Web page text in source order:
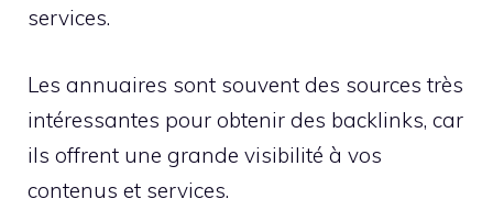
services.
Les annuaires sont souvent des sources très
intéressantes pour obtenir des backlinks, car
ils offrent une grande visibilité à vos
contenus et services.